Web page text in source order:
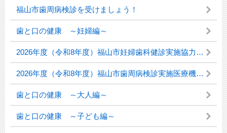
福山市歯周病検診を受けましょう！
歯と口の健康 ～妊婦編～
2026年度（令和8年度）福山市妊婦歯科健診実施協力医療機関について
2026年度（令和8年度）福山市歯周病検診実施医療機関について
歯と口の健康 ～大人編～
歯と口の健康 ～子ども編～